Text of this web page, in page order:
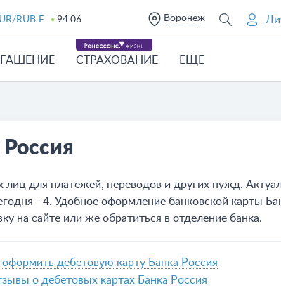
RUB F 94.06 Воронеж
СТРАХОВАНИЕ ЕЩЕ
лиц для платежей, переводов и других нужд.
- 4. Удобное оформление банковской карты
на сайте или же обратиться в отделение банка.
оформить дебетовую карту Банка Россия
о дебетовых картах Банка Россия